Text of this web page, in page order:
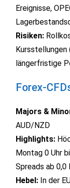
Ereignisse,
Risiken:
längerfristige
Majors &
AUD/NZD
Highlights:
Montag 0 Uhr
Spreads ab 0,0
Hebel: In der